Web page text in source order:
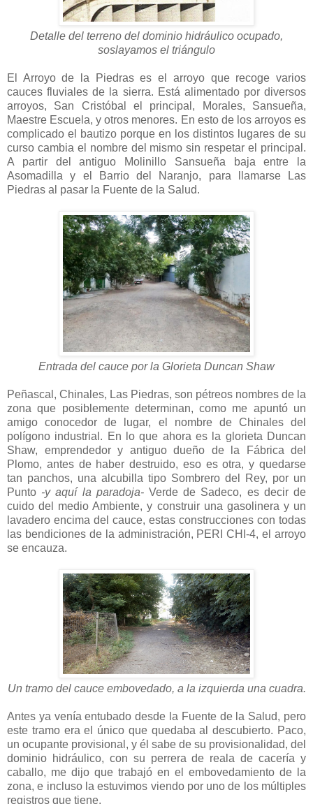
Detalle del terreno del dominio hidráulico ocupado,
soslayamos el triángulo
El Arroyo de la Piedras es el arroyo que recoge varios
cauces fluviales de la sierra. Está alimentado por diversos
arroyos, San Cristóbal el principal, Morales, Sansueña,
Maestre Escuela, y otros menores. En esto de los arroyos es
complicado el bautizo porque en los distintos lugares de su
curso cambia el nombre del mismo sin respetar el principal.
A partir del antiguo Molinillo Sansueña baja entre la
Asomadilla y el Barrio del Naranjo, para llamarse Las
Piedras al pasar la Fuente de la Salud.
Entrada del cauce por la Glorieta Duncan Shaw
Peñascal, Chinales, Las Piedras, son pétreos nombres de la
zona que posiblemente determinan, como me apuntó un
amigo conocedor de lugar, el nombre de Chinales del
polígono industrial. En lo que ahora es la glorieta Duncan
Shaw, emprendedor y antiguo dueño de la Fábrica del
Plomo, antes de haber destruido, eso es otra, y quedarse
tan panchos, una alcubilla tipo Sombrero del Rey, por un
Punto -y aquí la paradoja-Verde de Sadeco, es decir de
cuido del medio Ambiente, y construir una gasolinera y un
lavadero encima del cauce, estas construcciones con todas
las bendiciones de la administración, PERI CHI-4, el arroyo
se encauza.
Un tramo del cauce embovedado, a la izquierda una cuadra.
Antes ya venía entubado desde la Fuente de la Salud, pero
este tramo era el único que quedaba al descubierto. Paco,
un ocupante provisional, y él sabe de su provisionalidad, del
dominio hidráulico, con su perrera de reala de cacería y
caballo, me dijo que trabajó en el embovedamiento de la
zona, e incluso la estuvimos viendo por uno de los múltiples
registros que tiene.